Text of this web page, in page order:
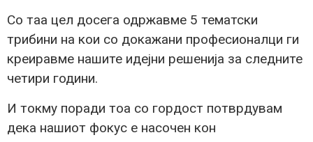
Со таа цел досега одржавме 5 тематски
трибини на кои со докажани професионалци ги
креиравме нашите идејни решенија за следните
четири години.
И токму поради тоа со гордост потврдувам
дека нашиот фокус е насочен кон